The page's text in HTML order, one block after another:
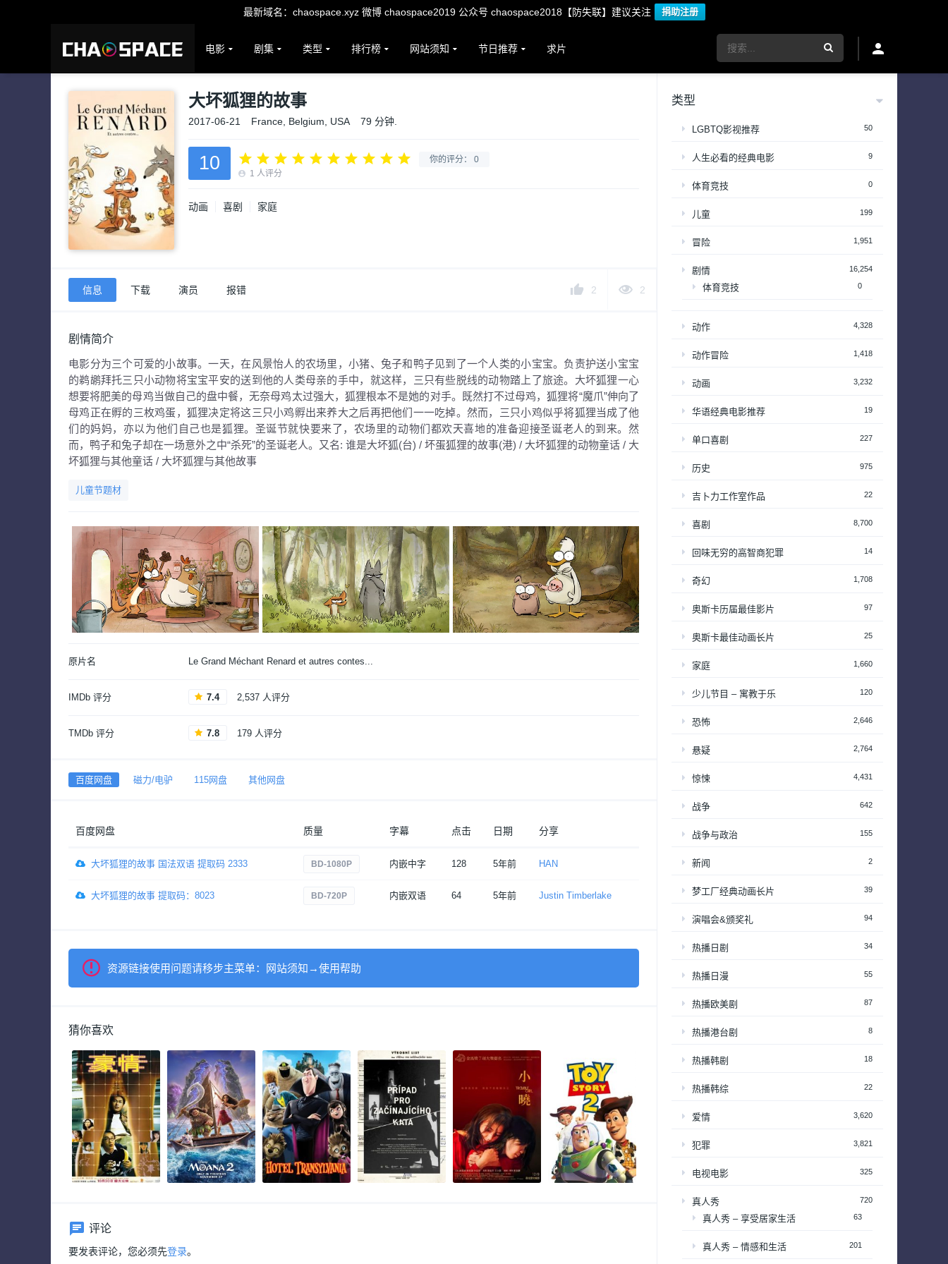
最新域名：chaospace.xyz 微博 chaospace2019 公众号 chaospace2018【防失联】建议关注 捐助注册
电影 剧集 类型 排行榜 网站须知 节日推荐 求片
大坏狐狸的故事
2017-06-21 France, Belgium, USA 79 分钟.
你的评分： 0
10 1 人评分
动画 喜剧 家庭
2 2
信息 下载 演员 报错
剧情简介
电影分为三个可爱的小故事。一天，在风景怡人的农场里，小猪、兔子和鸭子见到了一个人类的小宝宝。负责护送小宝宝
的鹈鹕拜托三只小动物将宝宝平安的送到他的人类母亲的手中，就这样，三只有些脱线的动物踏上了旅途。大坏狐狸一心
想要将肥美的母鸡当做自己的盘中餐，无奈母鸡太过强大，狐狸根本不是她的对手。既然打不过母鸡，狐狸将“魔爪”伸向了
母鸡正在孵的三枚鸡蛋，狐狸决定将这三只小鸡孵出来养大之后再把他们一一吃掉。然而，三只小鸡似乎将狐狸当成了他
们的妈妈，亦以为他们自己也是狐狸。圣诞节就快要来了，农场里的动物们都欢天喜地的准备迎接圣诞老人的到来。然
而，鸭子和兔子却在一场意外之中“杀死”的圣诞老人。又名: 谁是大坏狐(台) / 坏蛋狐狸的故事(港) / 大坏狐狸的动物童话 / 大
坏狐狸与其他童话 / 大坏狐狸与其他故事
儿童节题材
原片名 Le Grand Méchant Renard et autres contes...
IMDb 评分 7.4 2,537 人评分
TMDb 评分 7.8 179 人评分
百度网盘 磁力/电驴 115网盘 其他网盘
百度网盘 质量 字幕 点击 日期 分享
大坏狐狸的故事 国法双语 提取码 2333 BD-1080P 内嵌中字 128 5年前 HAN
大坏狐狸的故事 提取码：8023 BD-720P 内嵌双语 64 5年前 Justin Timberlake
资源链接使用问题请移步主菜单：网站须知→使用帮助
猜你喜欢
评论
要发表评论，您必须先登录。
类型
LGBTQ影视推荐 50
人生必看的经典电影 9
体育竞技 0
儿童 199
冒险 1,951
剧情 16,254
体育竞技 0
动作 4,328
动作冒险 1,418
动画 3,232
华语经典电影推荐 19
单口喜剧 227
历史 975
吉卜力工作室作品 22
喜剧 8,700
回味无穷的高智商犯罪 14
奇幻 1,708
奥斯卡历届最佳影片 97
奥斯卡最佳动画长片 25
家庭 1,660
少儿节目 – 寓教于乐 120
恐怖 2,646
悬疑 2,764
惊悚 4,431
战争 642
战争与政治 155
新闻 2
梦工厂经典动画长片 39
演唱会&颁奖礼 94
热播日剧 34
热播日漫 55
热播欧美剧 87
热播港台剧 8
热播韩剧 18
热播韩综 22
爱情 3,620
犯罪 3,821
电视电影 325
真人秀 720
真人秀 – 享受居家生活 63
真人秀 – 情感和生活 201